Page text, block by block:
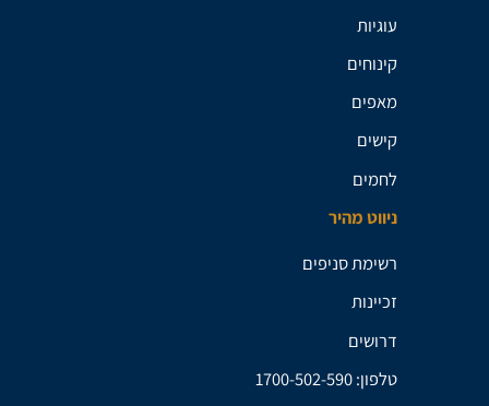
עוגיות
קינוחים
מאפים
קישים
לחמים
ניווט מהיר
רשימת סניפים
זכיינות
דרושים
טלפון: 1700-502-590